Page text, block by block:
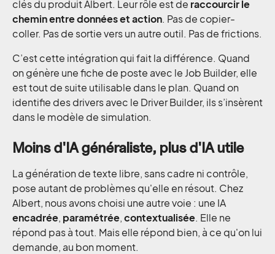
clés du produit Albert. Leur rôle est de raccourcir le
chemin entre données et action. Pas de copier-
coller. Pas de sortie vers un autre outil. Pas de frictions.
C’est cette intégration qui fait la différence. Quand
on génère une fiche de poste avec le Job Builder, elle
est tout de suite utilisable dans le plan. Quand on
identifie des drivers avec le Driver Builder, ils s’insèrent
dans le modèle de simulation.
Moins d'IA généraliste, plus d'IA utile
La génération de texte libre, sans cadre ni contrôle,
pose autant de problèmes qu'elle en résout. Chez
Albert, nous avons choisi une autre voie : une IA
encadrée, paramétrée,contextualisée. Elle ne
répond pas à tout. Mais elle répond bien, à ce qu'on lui
demande, au bon moment.